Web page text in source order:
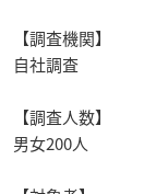
【調査機関】
自社調査
【調査人数】
男女200人